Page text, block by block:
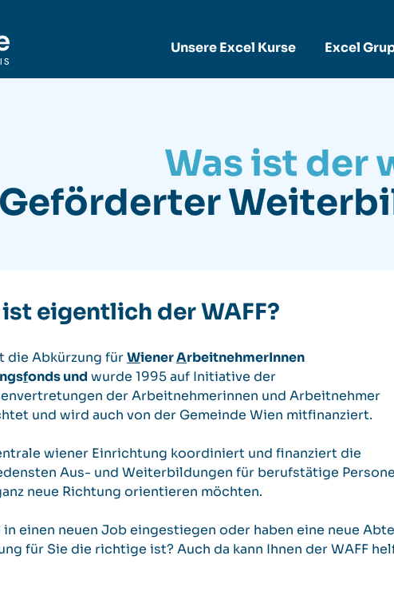
Unsere Excel Kurse Excel
Was ist der
Geförderter
eigentlich der WAFF?
die Abkürzung fürWienerArbeitnehmerInnen
fonds undwurde 1995 auf Initiative der
der Arbeitnehmerinnen und Arbeitnehmer
und wird auch von der Gemeinde Wien mitfinanziert.
wiener Einrichtung koordiniert und finanziert die
Aus- und Weiterbildungen für berufstätige
neue Richtung orientieren möchten.
in einen neuen Job eingestiegen oder haben eine neue
für Sie die richtige ist? Auch da kann Ihnen der WAFF